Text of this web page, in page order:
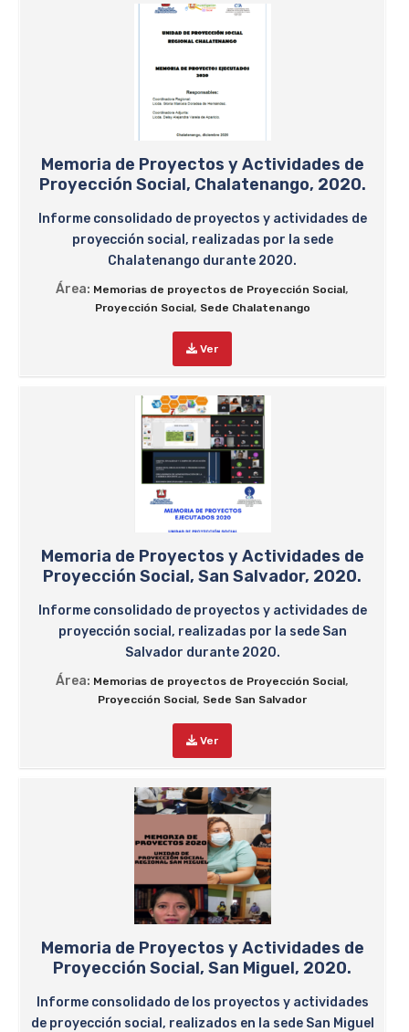
Memoria de Proyectos y Actividades de
Proyección Social, Chalatenango, 2020.
Informe consolidado de proyectos y actividades de
proyección social, realizadas por la sede
Chalatenango durante 2020.
Área: Memorias de proyectos de Proyección Social,
Proyección Social, Sede Chalatenango
Ver
Memoria de Proyectos y Actividades de
Proyección Social, San Salvador, 2020.
Informe consolidado de proyectos y actividades de
proyección social, realizadas por la sede San
Salvador durante 2020.
Área: Memorias de proyectos de Proyección Social,
Proyección Social, Sede San Salvador
Ver
Memoria de Proyectos y Actividades de
Proyección Social, San Miguel, 2020.
Informe consolidado de los proyectos y actividades
de proyección social, realizados en la sede San Miguel